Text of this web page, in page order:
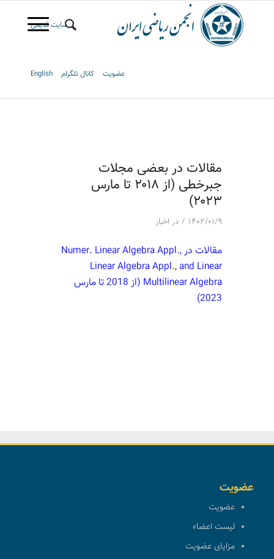
سایت قدیمی
عضویت کانال تلگرام English
مقالات در بعضی مجلات
جبرخطی (از ۲۰۱۸ تا مارس
۲۰۲۳)
۱۴۰۲/۰۱/۹ / در اخبار
مقالات در Numer. Linear Algebra Appl.,
Linear Algebra Appl., and Linear
Multilinear Algebra (از 2018 تا مارس
2023)
عضویت
عضویت
لیست اعضاء
مزایای عضویت